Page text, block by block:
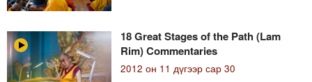
18 Great Stages of the Path (Lam
Rim) Commentaries
2012 он 11 дүгээр сар 30